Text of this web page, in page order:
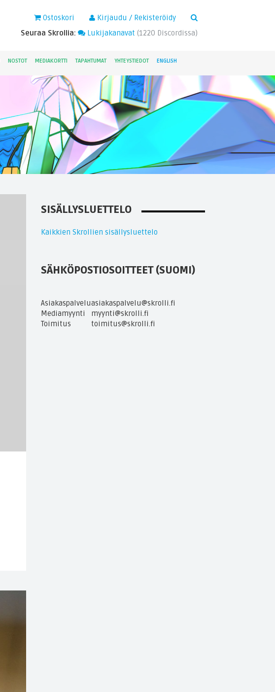
Kirjaudu / Rekisteröidy
Ostoskori
Seuraa Skrollia:
Lukijakanavat (1220 Discordissa)
NOSTOT MEDIAKORTTI TAPAHTUMAT YHTEYSTIEDOT ENGLISH
SISÄLLYSLUETTELO
Kaikkien Skrollien sisällysluettelo
SÄHKÖPOSTIOSOITTEET (SUOMI)
Asiakaspalveluasiakaspalvelu@skrolli.fi
Mediamyynti
myynti@skrolli.fi
Toimitus
toimitus@skrolli.fi